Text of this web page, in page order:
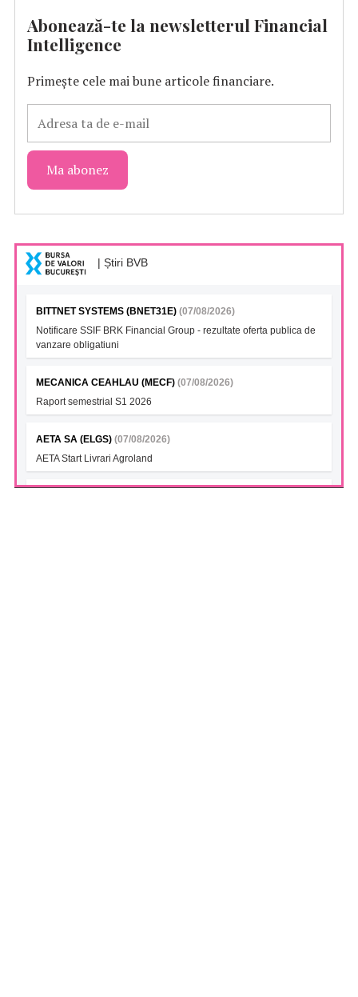
Abonează-te la newsletterul Financial
Intelligence
Primește cele mai bune articole financiare.
| Știri BVB
BITTNET SYSTEMS (BNET31E) (07/08/2026)
Notificare SSIF BRK Financial Group - rezultate oferta publica de
vanzare obligatiuni
MECANICA CEAHLAU (MECF) (07/08/2026)
Raport semestrial S1 2026
AETA SA (ELGS) (07/08/2026)
AETA Start Livrari Agroland